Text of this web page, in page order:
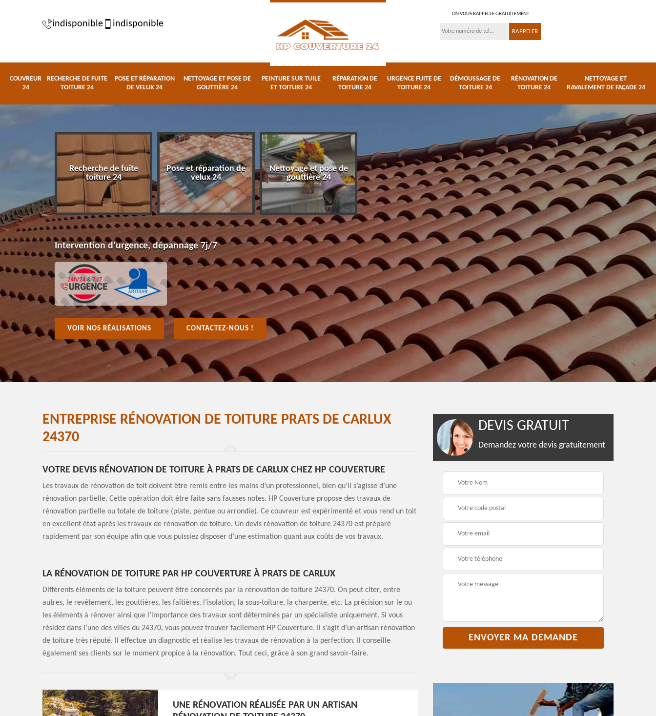
indisponible indisponible
ON VOUS RAPPELLE GRATUITEMENT
COUVREUR
24
RECHERCHE DE FUITE
TOITURE 24
POSE ET RÉPARATION
DE VELUX 24
NETTOYAGE ET POSE DE
GOUTTIÈRE 24
PEINTURE SUR TUILE
ET TOITURE 24
RÉPARATION DE
TOITURE 24
URGENCE FUITE DE
TOITURE 24
DÉMOUSSAGE DE
TOITURE 24
RÉNOVATION DE
TOITURE 24
NETTOYAGE ET
RAVALEMENT DE FAÇADE 24
Recherche de fuite
toiture 24
Pose et réparation de
velux 24
Nettoyage et pose de
gouttière 24
Peinture sur tuile et
toiture 24
Réparation de toiture
24
Urgence fuite de
toiture 24
Intervention d'urgence, dépannage 7j/7
VOIR NOS RÉALISATIONS CONTACTEZ-NOUS !
ENTREPRISE RÉNOVATION DE TOITURE PRATS DE CARLUX
24370
VOTRE DEVIS RÉNOVATION DE TOITURE À PRATS DE CARLUX CHEZ HP COUVERTURE
Les travaux de rénovation de toit doivent être remis entre les mains d’un professionnel, bien qu’il s’agisse d’une
rénovation partielle. Cette opération doit être faite sans fausses notes. HP Couverture propose des travaux de
rénovation partielle ou totale de toiture (plate, pentue ou arrondie). Ce couvreur est expérimenté et vous rend un toit
en excellent état après les travaux de rénovation de toiture. Un devis rénovation de toiture 24370 est préparé
rapidement par son équipe afin que vous puissiez disposer d’une estimation quant aux coûts de vos travaux.
LA RÉNOVATION DE TOITURE PAR HP COUVERTURE À PRATS DE CARLUX
Différents éléments de la toiture peuvent être concernés par la rénovation de toiture 24370. On peut citer, entre
autres, le revêtement, les gouttières, les faîtières, l’isolation, la sous-toiture, la charpente, etc. La précision sur le ou
les éléments à rénover ainsi que l’importance des travaux sont déterminés par un spécialiste uniquement. Si vous
résidez dans l’une des villes du 24370, vous pouvez trouver facilement HP Couverture. Il s’agit d’un artisan rénovation
de toiture très réputé. Il effectue un diagnostic et réalise les travaux de rénovation à la perfection. Il conseille
également ses clients sur le moment propice à la rénovation. Tout ceci, grâce à son grand savoir-faire.
UNE RÉNOVATION RÉALISÉE PAR UN ARTISAN
DEVIS GRATUIT
Demandez votre devis gratuitement